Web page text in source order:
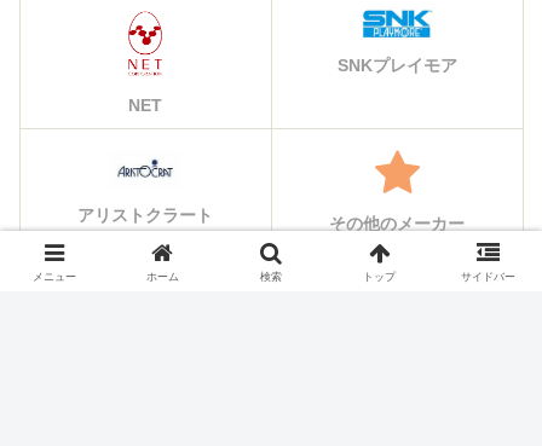
NET
SNKプレイモア
アリストクラート その他のメーカー
メニュー ホーム 検索 トップ サイドバー